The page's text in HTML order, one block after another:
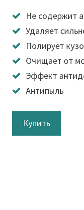
Не содержит
Удаляет
Полирует
Очищает от
Эффект
Антипыль
Купить